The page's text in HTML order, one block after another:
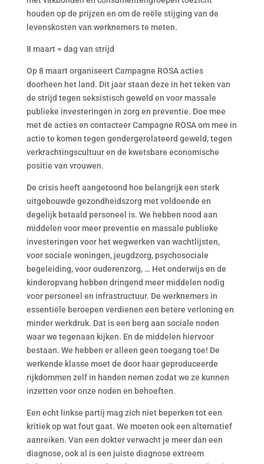
houden op de prijzen en om de reële stijging van de
levenskosten van werknemers te meten.
8 maart = dag van strijd
Op 8 maart organiseert Campagne ROSA acties
doorheen het land. Dit jaar staan deze in het teken van
de strijd tegen seksistisch geweld en voor massale
publieke investeringen in zorg en preventie. Doe mee
met de acties en contacteer Campagne ROSA om mee in
actie te komen tegen gendergerelateerd geweld, tegen
verkrachtingscultuur en de kwetsbare economische
positie van vrouwen.
De crisis heeft aangetoond hoe belangrijk een sterk
uitgebouwde gezondheidszorg met voldoende en
degelijk betaald personeel is. We hebben nood aan
middelen voor meer preventie en massale publieke
investeringen voor het wegwerken van wachtlijsten,
voor sociale woningen, jeugdzorg, psychosociale
begeleiding, voor ouderenzorg, … Het onderwijs en de
kinderopvang hebben dringend meer middelen nodig
voor personeel en infrastructuur. De werknemers in
essentiële beroepen verdienen een betere verloning en
minder werkdruk. Dat is een berg aan sociale noden
waar we tegenaan kijken. En de middelen hiervoor
bestaan. We hebben er alleen geen toegang toe! De
werkende klasse moet de door haar geproduceerde
rijkdommen zelf in handen nemen zodat we ze kunnen
inzetten voor onze noden en behoeften.
Een echt linkse partij mag zich niet beperken tot een
kritiek op wat fout gaat. We moeten ook een alternatief
aanreiken. Van een dokter verwacht je meer dan een
diagnose, ook al is een juiste diagnose extreem